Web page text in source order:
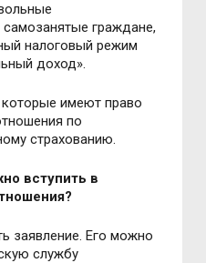
граждане,
налоговый режим
доход».
которые имеют право
по
страхованию.
вступить в
заявление. Его можно
службу